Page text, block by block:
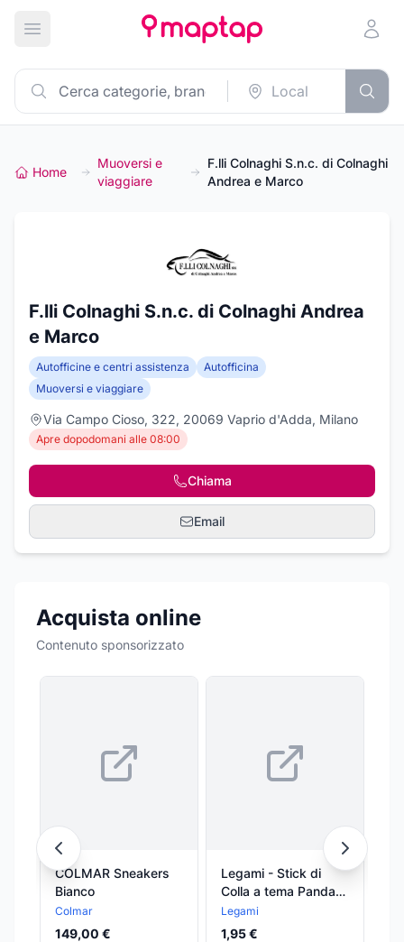
Apri menu principale
Home
Muoversi e
viaggiare
F.lli Colnaghi S.n.c. di Colnaghi
Andrea e Marco
F.lli Colnaghi S.n.c. di Colnaghi Andrea
e Marco
Autofficine e centri assistenza
Autofficina
Muoversi e viaggiare
Via Campo Cioso, 322, 20069 Vaprio d'Adda, Milano
Apre dopodomani alle 08:00
Chiama
Email
Acquista online
Contenuto sponsorizzato
COLMAR Sneakers
Bianco
Colmar
149,00 €
Legami - Stick di
Colla a tema Panda
(GLU0001)
Legami
1,95 €